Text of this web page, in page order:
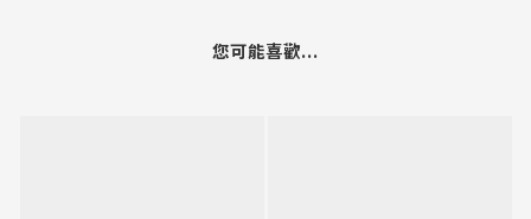
您可能喜歡...